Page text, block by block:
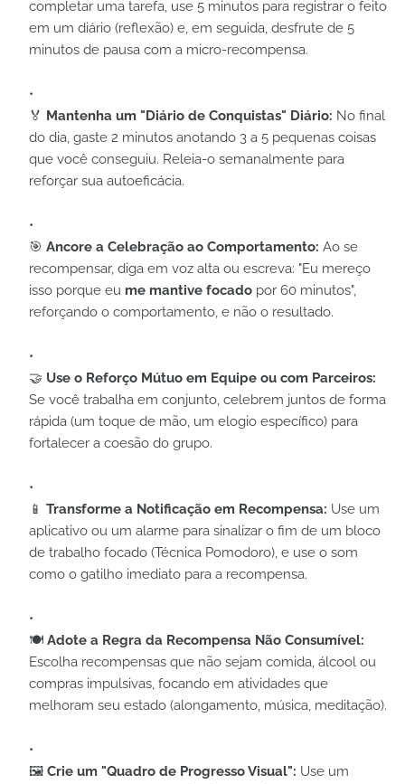
completar uma tarefa, use 5 minutos para registrar o feito
em um diário (reflexão) e, em seguida, desfrute de 5
minutos de pausa com a micro-recompensa.
🏅 Mantenha um "Diário de Conquistas" Diário: No final
do dia, gaste 2 minutos anotando 3 a 5 pequenas coisas
que você conseguiu. Releia-o semanalmente para
reforçar sua autoeficácia.
🎯 Ancore a Celebração ao Comportamento: Ao se
recompensar, diga em voz alta ou escreva: "Eu mereço
isso porque eu me mantive focado por 60 minutos",
reforçando o comportamento, e não o resultado.
🤝 Use o Reforço Mútuo em Equipe ou com Parceiros:
Se você trabalha em conjunto, celebrem juntos de forma
rápida (um toque de mão, um elogio específico) para
fortalecer a coesão do grupo.
📱 Transforme a Notificação em Recompensa: Use um
aplicativo ou um alarme para sinalizar o fim de um bloco
de trabalho focado (Técnica Pomodoro), e use o som
como o gatilho imediato para a recompensa.
🍽️ Adote a Regra da Recompensa Não Consumível:
Escolha recompensas que não sejam comida, álcool ou
compras impulsivas, focando em atividades que
melhoram seu estado (alongamento, música, meditação).
🖼️ Crie um "Quadro de Progresso Visual": Use um